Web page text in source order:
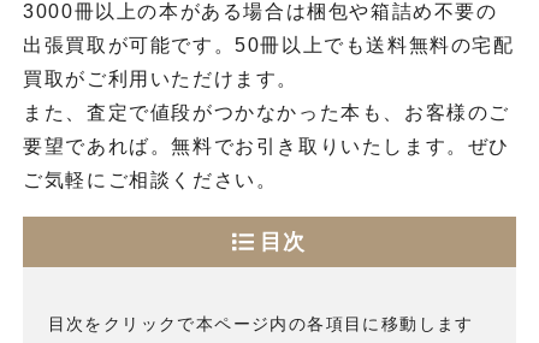
3000冊以上の本がある場合は梱包や箱詰め不要の
出張買取が可能です。50冊以上でも送料無料の宅配
買取がご利用いただけます。
また、査定で値段がつかなかった本も、お客様のご
要望であれば。無料でお引き取りいたします。ぜひ
ご気軽にご相談ください。
目次
目次をクリックで本ページ内の各項目に移動します